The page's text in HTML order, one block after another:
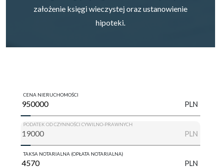
założenie księgi wieczystej oraz ustanowienie
hipoteki.
CENA NIERUCHOMOŚCI
PLN
PODATEK OD CZYNNOŚCI CYWILNO-PRAWNYCH
PLN
TAKSA NOTARIALNA (OPŁATA NOTARIALNA)
PLN